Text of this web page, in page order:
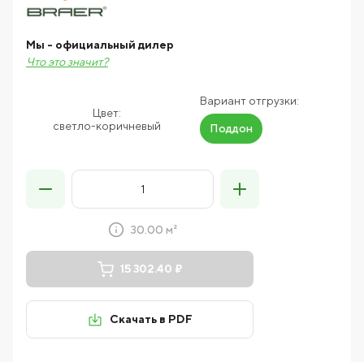
Цвет:
светло-коричневый
Вариант отгрузки:
Поддон
Мы - официальный дилер
Что это значит?
30.00 м²
15 302.40 ₽
Скачать в PDF